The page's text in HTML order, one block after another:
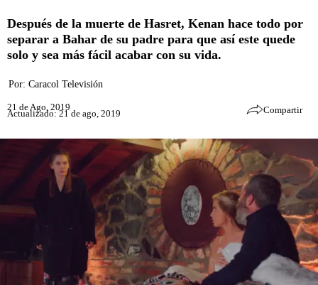
Después de la muerte de Hasret, Kenan hace todo por
separar a Bahar de su padre para que así este quede
solo y sea más fácil acabar con su vida.
Por: Caracol Televisión
21 de Ago, 2019
Actualizado: 21 de ago, 2019 Compartir